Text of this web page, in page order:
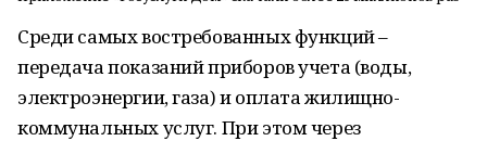
Среди самых востребованных функций –
передача показаний приборов учета (воды,
электроэнергии, газа) и оплата жилищно-
коммунальных услуг. При этом через